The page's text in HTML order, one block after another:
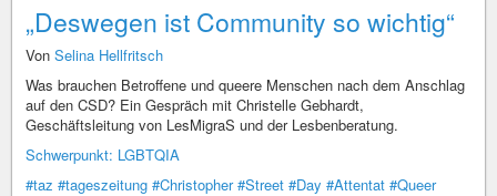
„Deswegen ist Community so wichtig“
Von Selina Hellfritsch
Was brauchen Betroffene und queere Menschen nach dem Anschlag
auf den CSD? Ein Gespräch mit Christelle Gebhardt,
Geschäftsleitung von LesMigraS und der Lesbenberatung.
Schwerpunkt: LGBTQIA
#taz #tageszeitung #Christopher #Street #Day #Attentat #Queer